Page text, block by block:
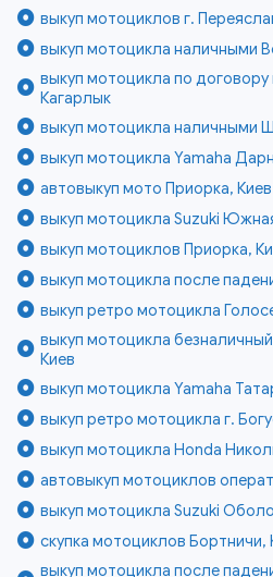
выкуп мотоциклов г.
выкуп мотоцикла наличными
выкуп мотоцикла по договору
Кагарлык
выкуп мотоцикла наличными
выкуп мотоцикла Yamaha
автовыкуп мото Приорка, Киев
выкуп мотоцикла Suzuki
выкуп мотоциклов Приорка,
выкуп мотоцикла после
выкуп ретро мотоцикла
выкуп мотоцикла
Киев
выкуп мотоцикла Yamaha
выкуп ретро мотоцикла г.
выкуп мотоцикла Honda
автовыкуп мотоциклов
выкуп мотоцикла Suzuki
скупка мотоциклов Бортничи,
выкуп мотоцикла после